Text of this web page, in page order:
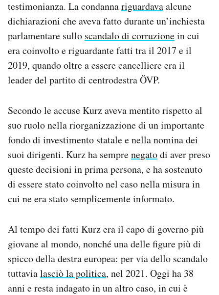
Newsletter
Notifiche mobile
Regala il Post
Hai bisogno di aiuto?
Esci
testimonianza. La condannariguardavaalcune
dichiarazioni che aveva fatto durante un’inchiesta
parlamentare sullo scandalo di corruzionein cui
era coinvolto e riguardante fatti tra il 2017 e il
2019, quando oltre a essere cancelliere era il
leader del partito di centrodestra ÖVP.
Secondo le accuse Kurz aveva mentito rispetto al
suo ruolo nella riorganizzazione di un importante
fondo di investimento statale e nella nomina dei
suoi dirigenti. Kurz ha semprenegatodi aver preso
queste decisioni in prima persona, e ha sostenuto
di essere stato coinvolto nel caso nella misura in
cui ne era stato semplicemente informato.
Al tempo dei fatti Kurz era il capo di governo più
giovane al mondo, nonché una delle figure più di
spicco della destra europea: per via dello scandalo
tuttavialasciò la politica, nel 2021. Oggi ha 38
anni e resta indagato in un altro caso, in cui è